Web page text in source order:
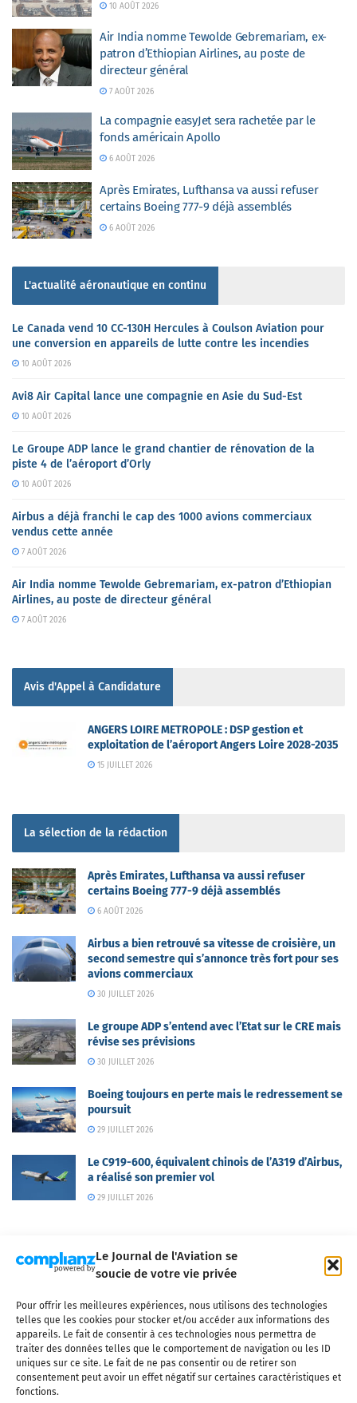
Le Journal de l'Aviation se
soucie de votre vie privée
Pour offrir les meilleures expériences, nous utilisons des technologies
telles que les cookies pour stocker et/ou accéder aux informations des
appareils. Le fait de consentir à ces technologies nous permettra de
traiter des données telles que le comportement de navigation ou les ID
uniques sur ce site. Le fait de ne pas consentir ou de retirer son
consentement peut avoir un effet négatif sur certaines caractéristiques et
fonctions.
10 AOÛT 2026
Air India nomme Tewolde Gebremariam, ex-
patron d’Ethiopian Airlines, au poste de
directeur général
7 AOÛT 2026
La compagnie easyJet sera rachetée par le
fonds américain Apollo
6 AOÛT 2026
Après Emirates, Lufthansa va aussi refuser
certains Boeing 777-9 déjà assemblés
6 AOÛT 2026
L'actualité aéronautique en continu
Le Canada vend 10 CC-130H Hercules à Coulson Aviation pour
une conversion en appareils de lutte contre les incendies
10 AOÛT 2026
Avi8 Air Capital lance une compagnie en Asie du Sud-Est
10 AOÛT 2026
Le Groupe ADP lance le grand chantier de rénovation de la
piste 4 de l’aéroport d’Orly
10 AOÛT 2026
Airbus a déjà franchi le cap des 1000 avions commerciaux
vendus cette année
7 AOÛT 2026
Air India nomme Tewolde Gebremariam, ex-patron d’Ethiopian
Airlines, au poste de directeur général
7 AOÛT 2026
Avis d'Appel à Candidature
ANGERS LOIRE METROPOLE : DSP gestion et
exploitation de l’aéroport Angers Loire 2028-2035
15 JUILLET 2026
La sélection de la rédaction
Après Emirates, Lufthansa va aussi refuser
certains Boeing 777-9 déjà assemblés
6 AOÛT 2026
Airbus a bien retrouvé sa vitesse de croisière, un
second semestre qui s’annonce très fort pour ses
avions commerciaux
30 JUILLET 2026
Le groupe ADP s’entend avec l’Etat sur le CRE mais
révise ses prévisions
30 JUILLET 2026
Boeing toujours en perte mais le redressement se
poursuit
29 JUILLET 2026
Le C919-600, équivalent chinois de l’A319 d’Airbus,
a réalisé son premier vol
29 JUILLET 2026
Qui sommes-nous ? Nous contacter
Partenaires
Mentions légales
CGV Politique de confidentialité Cookies